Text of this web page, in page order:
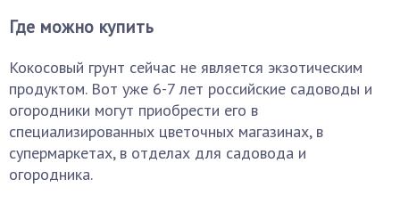
Где можно купить
Кокосовый грунт сейчас не является экзотическим
продуктом. Вот уже 6-7 лет российские садоводы и
огородники могут приобрести его в
специализированных цветочных магазинах, в
супермаркетах, в отделах для садовода и
огородника.